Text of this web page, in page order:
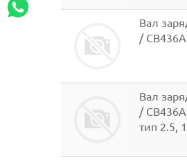
Вал
/
Вал
/
тип 2.5,